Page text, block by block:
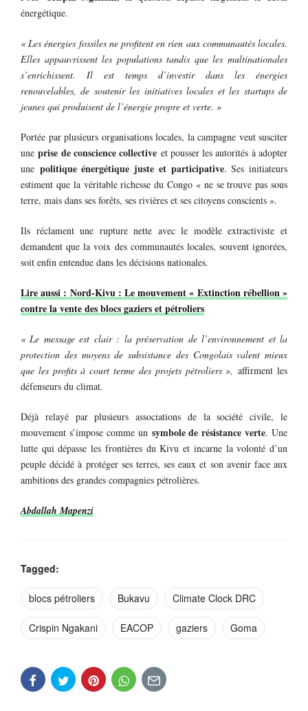
énergétique.
« Les énergies fossiles ne profitent en rien aux communautés locales.
Elles appauvrissent les populations tandis que les multinationales
s’enrichissent. Il est temps d’investir dans les énergies
renouvelables, de soutenir les initiatives locales et les startups de
jeunes qui produisent de l’énergie propre et verte. »
Portée par plusieurs organisations locales, la campagne veut susciter
uneprise de conscience collective et pousser les autorités à adopter
une politique énergétique juste et participative. Ses initiateurs
estiment que la véritable richesse du Congo « ne se trouve pas sous
terre, mais dans ses forêts, ses rivières et ses citoyens conscients ».
Ils réclament une rupture nette avec le modèle extractiviste et
demandent que la voix des communautés locales, souvent ignorées,
soit enfin entendue dans les décisions nationales.
Lire aussi : Nord-Kivu : Le mouvement « Extinction rébellion »
contre la vente des blocs gaziers et pétroliers
« Le message est clair : la préservation de l’environnement et la
protection des moyens de subsistance des Congolais valent mieux
que les profits à court terme des projets pétroliers », affirment les
défenseurs du climat.
Déjà relayé par plusieurs associations de la société civile, le
mouvement s’impose comme un symbole de résistance verte. Une
lutte qui dépasse les frontières du Kivu et incarne la volonté d’un
peuple décidé à protéger ses terres, ses eaux et son avenir face aux
ambitions des grandes compagnies pétrolières.
Abdallah Mapenzi
Tagged:
blocs pétroliers Bukavu Climate Clock DRC
Crispin Ngakani EACOP gaziers Goma